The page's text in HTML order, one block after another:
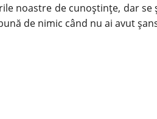
noastre de cunoștințe, dar
de nimic când nu ai avut